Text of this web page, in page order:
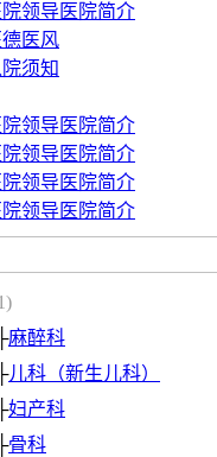
院领导医院简介
德医风
院须知
院领导医院简介
院领导医院简介
院领导医院简介
院领导医院简介
├麻醉科
├儿科（新生儿科）
├妇产科
├骨科